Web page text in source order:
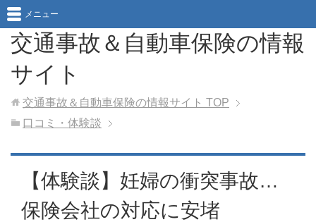
交通事故＆自動車保険の情報
サイト
メニュー
交通事故＆自動車保険の情報サイト TOP
口コミ・体験談
【体験談】妊婦の衝突事故…
保険会社の対応に安堵